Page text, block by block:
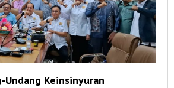
Undang Keinsinyuran